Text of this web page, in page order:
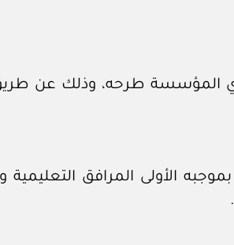
المؤسسة طرحه، وذلك عن
الأولى المرافق التعليمية